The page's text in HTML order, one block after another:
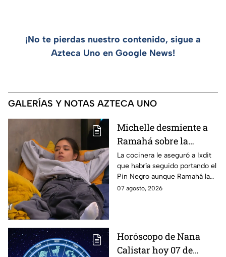
¡No te pierdas nuestro contenido, sigue a
Azteca Uno en Google News!
GALERÍAS Y NOTAS AZTECA UNO
Michelle desmiente a
Ramahá sobre la
designación del Pin
Negro a un integrante
de las "Divas" en
MasterChef 24/7
La cocinera le aseguró a Ixdit
que habría seguido portando el
Pin Negro aunque Ramahá la
hubiera subido al balcón
07 agosto, 2026
Horóscopo de Nana
Calistar hoy 07 de